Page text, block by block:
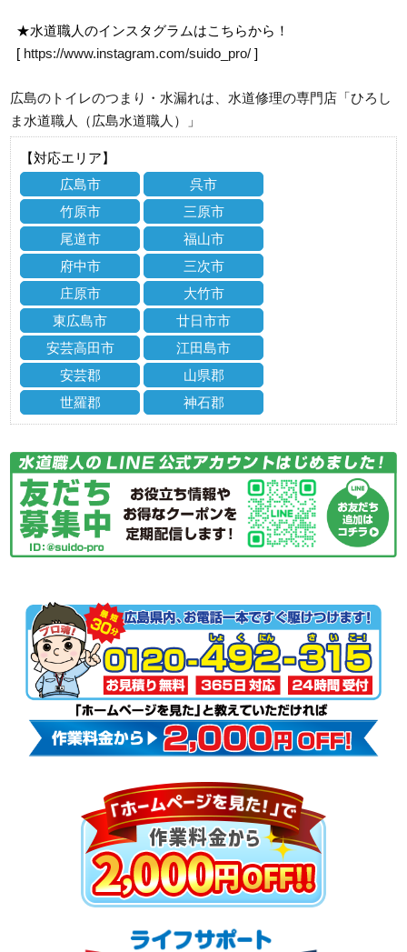
★水道職人のインスタグラムはこちらから！
[ https://www.instagram.com/suido_pro/ ]
広島のトイレのつまり・水漏れは、水道修理の専門店「ひろし
ま水道職人（広島水道職人）」
【対応エリア】
広島市
呉市
竹原市
三原市
尾道市
福山市
府中市
三次市
庄原市
大竹市
東広島市
廿日市市
安芸高田市
江田島市
安芸郡
山県郡
世羅郡
神石郡